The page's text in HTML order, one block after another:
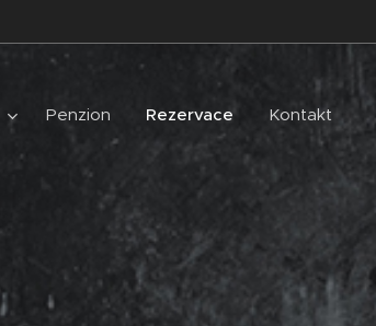
Penzion Rezervace Kontakt